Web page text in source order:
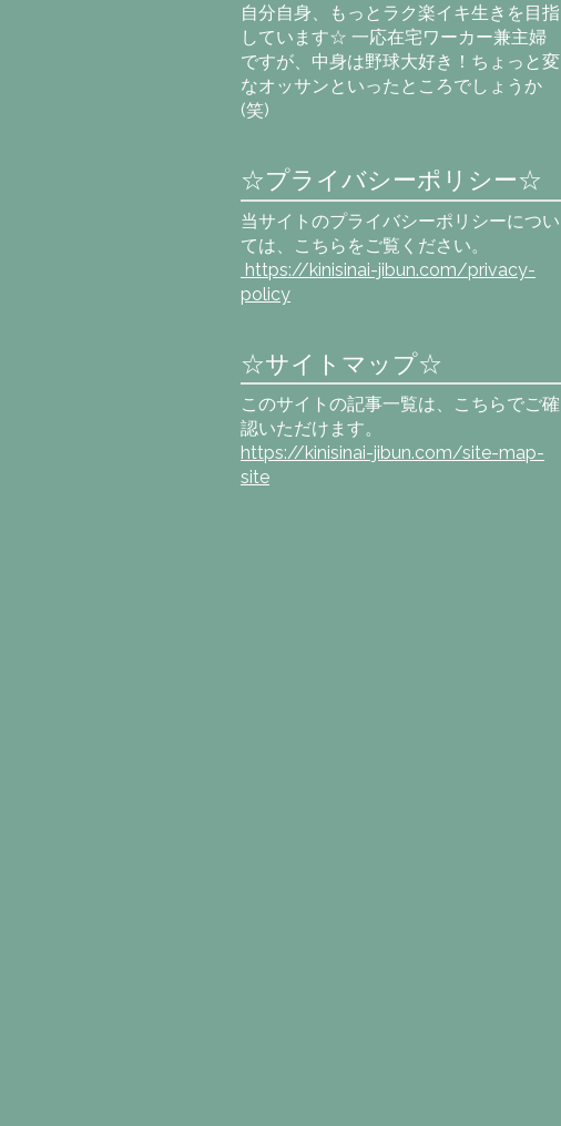
自分自身、もっとラク楽イキ生きを目指
しています☆ 一応在宅ワーカー兼主婦
ですが、中身は野球大好き！ちょっと変
なオッサンといったところでしょうか
(笑)
☆プライバシーポリシー☆
当サイトのプライバシーポリシーについ
ては、こちらをご覧ください。
https://kinisinai-jibun.com/privacy-
policy
☆サイトマップ☆
このサイトの記事一覧は、こちらでご確
認いただけます。
https://kinisinai-jibun.com/site-map-
site